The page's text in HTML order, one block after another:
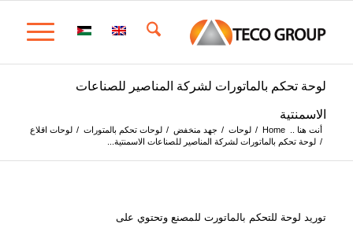
لوحة تحكم بالماتورات لشركة المناصير للصناعات
الاسمنتية
أنت هنا .. Home
/ لوحات / جهد منخفض / لوحات تحكم بالمتورات / لوحات اقلاع
/ لوحة تحكم بالماتورات لشركة المناصير للصناعات الاسمنتية...
توريد لوحة للتحكم بالماتورت للمصنع وتحتوي على